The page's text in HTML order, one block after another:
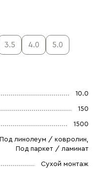
3.5 4.0 5.0
10.0
150
1500
Под линолеум / ковролин,
Под паркет / ламинат
Сухой монтаж